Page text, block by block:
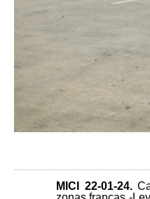
MICI 22-01-24.